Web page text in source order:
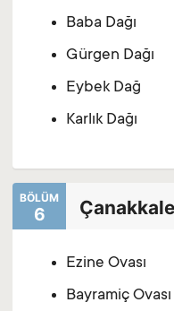
Baba Dağı
Gürgen Dağı
Eybek Dağ
Karlık Dağı
BÖLÜM
6
Ezine Ovası
Bayramiç Ovası